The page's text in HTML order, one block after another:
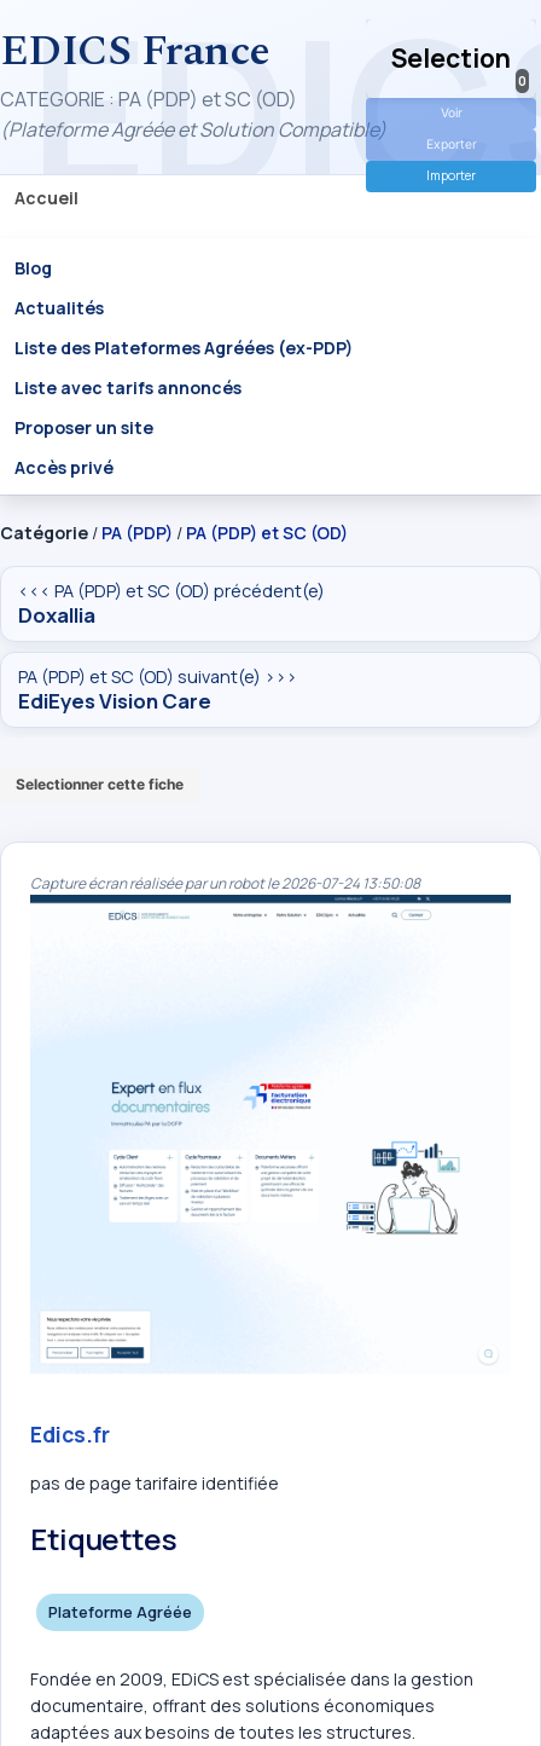
EDICS France
CATEGORIE : PA (PDP) et SC (OD)
(Plateforme Agréée et Solution Compatible)
Accueil
Blog
Actualités
Liste des Plateformes Agréées (ex-PDP)
Liste avec tarifs annoncés
Proposer un site
Accès privé
Selection
0
Voir
Exporter
Importer
Catégorie / PA (PDP) / PA (PDP) et SC (OD)
<<< PA (PDP) et SC (OD) précédent(e)
Doxallia
PA (PDP) et SC (OD) suivant(e) >>>
EdiEyes Vision Care
Selectionner cette fiche
Capture écran réalisée par un robot le 2026-07-24 13:50:08
Edics.fr
pas de page tarifaire identifiée
Etiquettes
Plateforme Agréée
Fondée en 2009, EDiCS est spécialisée dans la gestion
documentaire, offrant des solutions économiques
adaptées aux besoins de toutes les structures.